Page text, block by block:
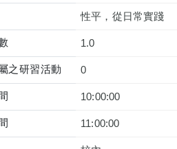
性平，從日常實踐
1.0
之研習活動 0
10:00:00
11:00:00